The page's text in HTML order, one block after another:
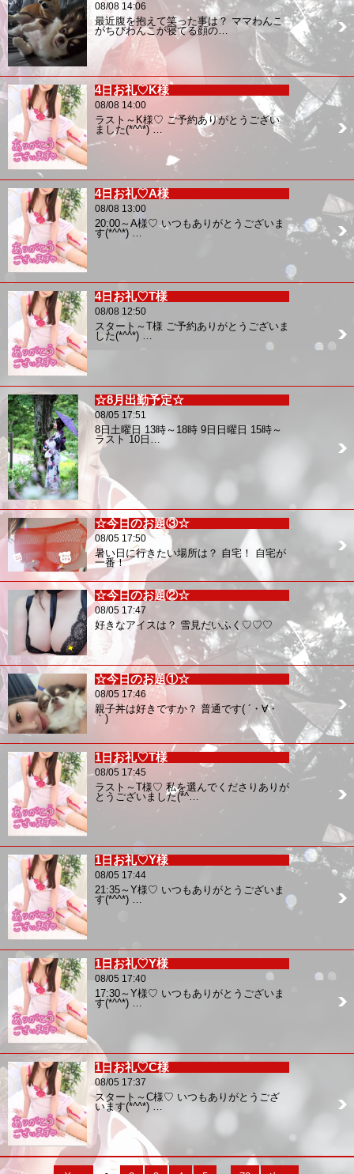
08/08 14:06
最近腹を抱えて笑った事は？ ママわんこ
がちびわんこが寝てる顔の…
4日お礼♡K様
08/08 14:00
ラスト～K様♡ ご予約ありがとうござい
ました(*^^*) …
4日お礼♡A様
08/08 13:00
20:00～A様♡ いつもありがとうございま
す(*^^*) …
4日お礼♡T様
08/08 12:50
スタート～T様 ご予約ありがとうございま
した(*^^*) …
☆8月出勤予定☆
08/05 17:51
8日土曜日 13時～18時 9日日曜日 15時～
ラスト 10日…
☆今日のお題③☆
08/05 17:50
暑い日に行きたい場所は？ 自宅！ 自宅が
一番！
☆今日のお題②☆
08/05 17:47
好きなアイスは？ 雪見だいふく♡♡♡
☆今日のお題①☆
08/05 17:46
親子丼は好きですか？ 普通です( ´・∀・
｀)
1日お礼♡T様
08/05 17:45
ラスト～T様♡ 私を選んでくださりありが
とうございました(*^…
1日お礼♡Y様
08/05 17:44
21:35～Y様♡ いつもありがとうございま
す(*^^*) …
1日お礼♡Y様
08/05 17:40
17:30～Y様♡ いつもありがとうございま
す(*^^*) …
1日お礼♡C様
08/05 17:37
スタート～C様♡ いつもありがとうござ
います(*^^*) …